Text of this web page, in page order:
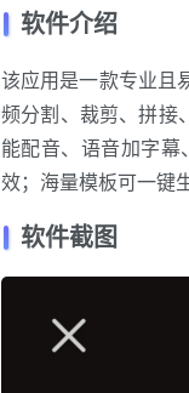
软件介绍
该应用是一款专业且
频分割、裁剪、拼接
能配音、语音加字
效；海量模板可一键
软件截图